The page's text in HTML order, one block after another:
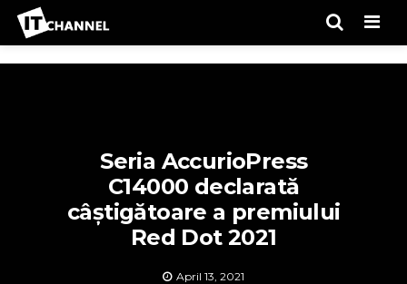
Seria AccurioPress
C14000 declarată
câștigătoare a premiului
Red Dot 2021
April 13, 2021